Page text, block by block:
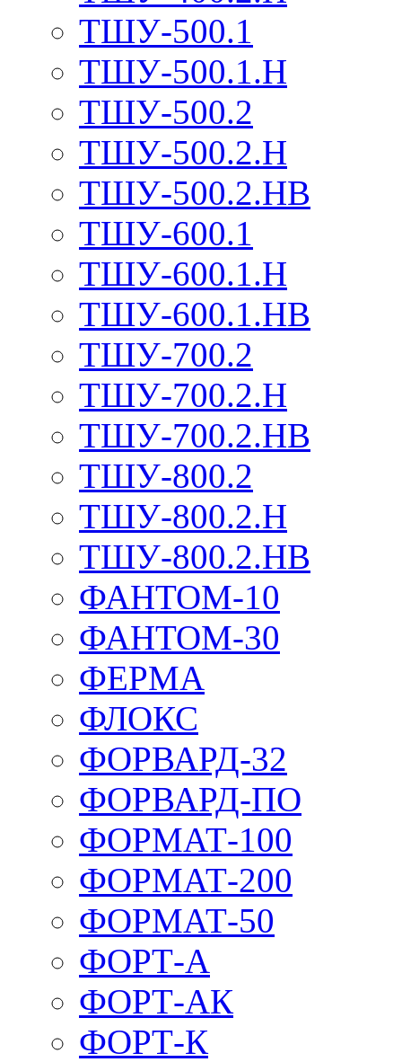
ТШУ-500.1
ТШУ-500.1.Н
ТШУ-500.2
ТШУ-500.2.Н
ТШУ-500.2.НВ
ТШУ-600.1
ТШУ-600.1.Н
ТШУ-600.1.НВ
ТШУ-700.2
ТШУ-700.2.Н
ТШУ-700.2.НВ
ТШУ-800.2
ТШУ-800.2.Н
ТШУ-800.2.НВ
ФАНТОМ-10
ФАНТОМ-30
ФЕРМА
ФЛОКС
ФОРВАРД-32
ФОРВАРД-ПО
ФОРМАТ-100
ФОРМАТ-200
ФОРМАТ-50
ФОРТ-А
ФОРТ-АК
ФОРТ-К